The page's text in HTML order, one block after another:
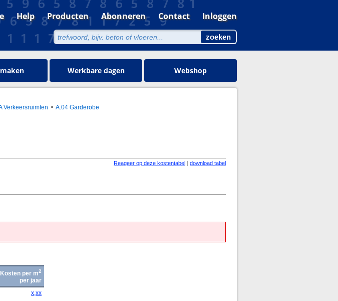
Help Producten Abonneren Contact Inloggen
Werkbare dagen Webshop
Verkeersruimten A.04 Garderobe
Reageer op deze kostentabel | download tabel
Kosten per m2
per jaar
x,xx